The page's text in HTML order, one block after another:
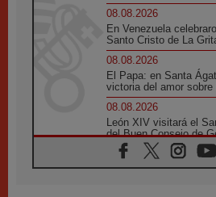
08.08.2026
En Venezuela
Santo Cristo de La
08.08.2026
El Papa: en Santa
victoria del amor sobre
08.08.2026
León XIV visitará el
del Buen Consejo de
07.08.2026
Filipinas: el Vicariato